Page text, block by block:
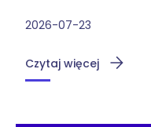
2026-07-23
Czytaj więcej